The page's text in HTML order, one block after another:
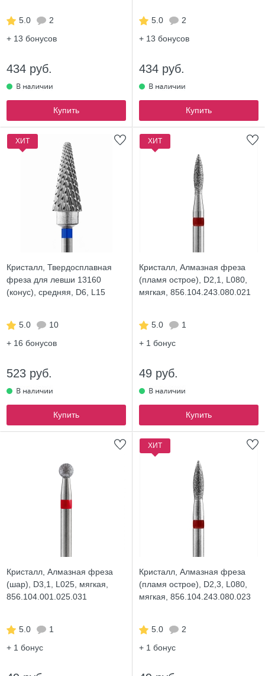
5.0
2
+ 13 бонусов
434 руб.
Купить
5.0
2
+ 13 бонусов
434 руб.
Купить
ХИТ
Кристалл, Твердосплавная
фреза для левши 13160
(конус), средняя, D6, L15
5.0
10
+ 16 бонусов
523 руб.
Купить
ХИТ
Кристалл, Алмазная фреза
(пламя острое), D2,1, L080,
мягкая, 856.104.243.080.021
5.0
1
+ 1 бонус
49 руб.
Купить
Кристалл, Алмазная фреза
(шар), D3,1, L025, мягкая,
856.104.001.025.031
5.0
1
+ 1 бонус
ХИТ
Кристалл, Алмазная фреза
(пламя острое), D2,3, L080,
мягкая, 856.104.243.080.023
5.0
2
+ 1 бонус